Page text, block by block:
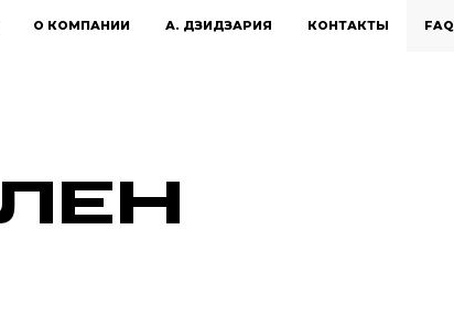
О КОМПАНИИ А. ДЗИДЗАРИЯ КОНТАКТЫ FAQ